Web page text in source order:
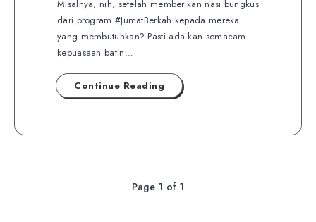
Misalnya, nih, setelah memberikan nasi bungkus
dari program #JumatBerkah kepada mereka
yang membutuhkan? Pasti ada kan semacam
kepuasaan batin…
Continue Reading
Page 1 of 1